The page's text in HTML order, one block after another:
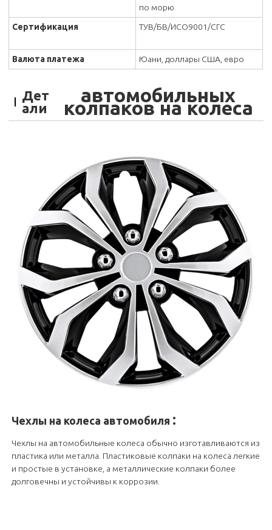
по морю
Сертификация
ТУВ/БВ/ИСО9001/СГС
Валюта платежа Юани, доллары США, евро
Дет
али
автомобильных
колпаков на колеса
Чехлы на колеса автомобиля :
Чехлы на автомобильные колеса обычно изготавливаются из
пластика или металла. Пластиковые колпаки на колеса легкие
и простые в установке, а металлические колпаки более
долговечны и устойчивы к коррозии.